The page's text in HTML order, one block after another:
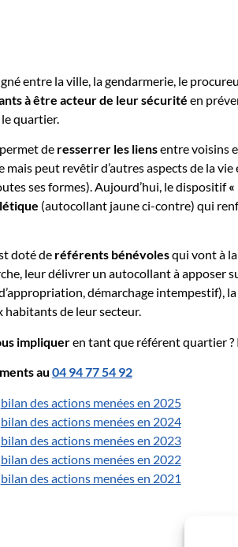
entre la ville, la gendarmerie, le
à être acteur de leur sécurité en
quartier.
de resserrer les liensentre voisins
peut revêtir d’autres aspects de la
ses formes). Aujourd’hui, le dispositif
(autocollant jaune ci-contre) qui
doté de référents bénévolesqui vont à
leur délivrer un autocollant à apposer
démarchage intempestif),
habitants de leur secteur.
impliqueren tant que référent quartier ?
au 04 94 77 54 92
bilan des actions menées en 2025
bilan des actions menées en 2024
bilan des actions menées en 2023
bilan des actions menées en 2022
bilan des actions menées en 2021